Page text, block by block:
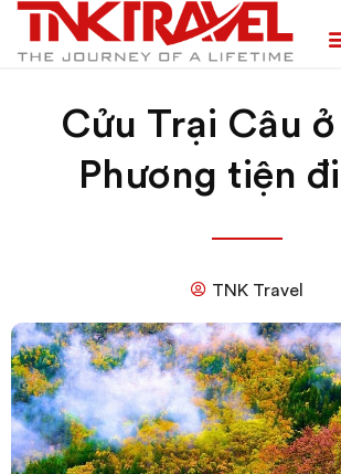
Cửu Trại Câu
Phương tiện
TNK Travel